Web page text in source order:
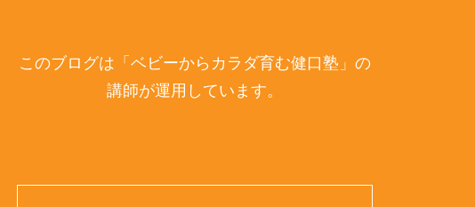
このブログは「ベビーからカラダ育む健口塾」の
講師が運用しています。